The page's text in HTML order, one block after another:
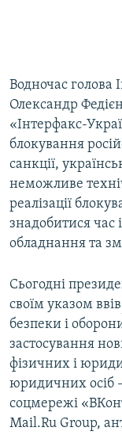
Водночас голова
Олександр
«Інтерфакс-
блокування
санкції,
неможливе
реалізації
знадобитися час
обладнання та
Сьогодні
своїм указом ввів
безпеки і
застосування
фізичних і
юридичних осіб
соцмережі
Mail.Ru Group,